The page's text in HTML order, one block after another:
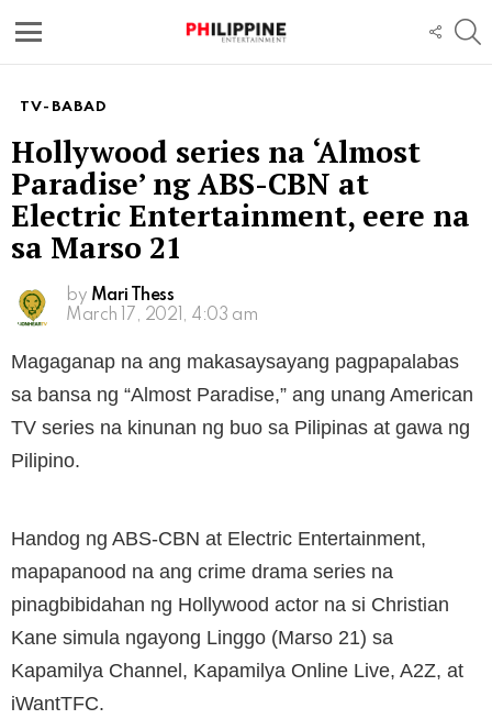
TV-BABAD
Hollywood series na ‘Almost
Paradise’ ng ABS-CBN at
Electric Entertainment, eere na
sa Marso 21
by Mari Thess
March 17, 2021, 4:03 am
Magaganap na ang makasaysayang pagpapalabas
sa bansa ng “Almost Paradise,” ang unang American
TV series na kinunan ng buo sa Pilipinas at gawa ng
Pilipino.
Handog ng ABS-CBN at Electric Entertainment,
mapapanood na ang crime drama series na
pinagbibidahan ng Hollywood actor na si Christian
Kane simula ngayong Linggo (Marso 21) sa
Kapamilya Channel, Kapamilya Online Live, A2Z, at
iWantTFC.